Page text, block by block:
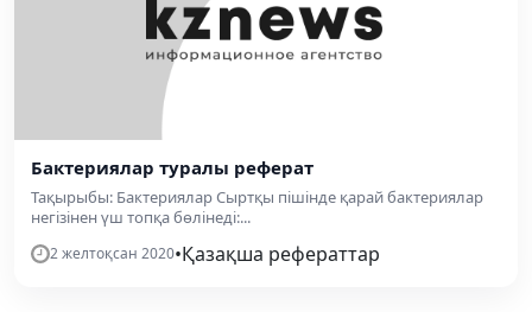
Бактериялар туралы реферат
Тақырыбы: Бактериялар Сыртқы пішінде қарай бактериялар
негізінен үш топқа бөлінеді:...
2 желтоқсан 2020•Қазақша рефераттар